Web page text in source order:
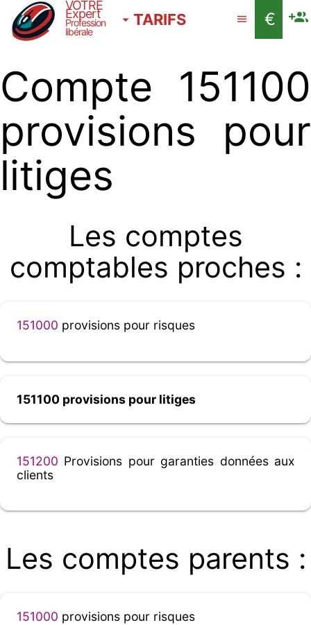
VOTRE
Expert
Profession
libérale
TARIFS €
Compte 151100
provisions pour
litiges
Les comptes
comptables proches :
151000 provisions pour risques
151100 provisions pour litiges
151200 Provisions pour garanties données aux
clients
Les comptes parents :
151000 provisions pour risques